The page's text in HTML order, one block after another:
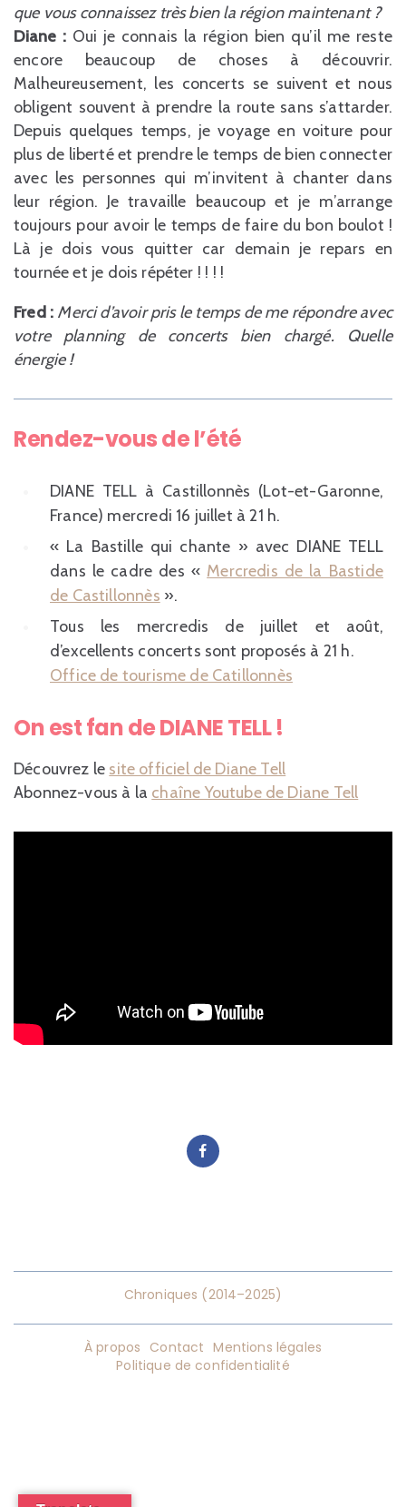
que vous connaissez très bien la région maintenant ?
Diane :Oui je connais la région bien qu’il me reste
encore beaucoup de choses à découvrir.
Malheureusement, les concerts se suivent et nous
obligent souvent à prendre la route sans s’attarder.
Depuis quelques temps, je voyage en voiture pour
plus de liberté et prendre le temps de bien connecter
avec les personnes qui m’invitent à chanter dans
leur région. Je travaille beaucoup et je m’arrange
toujours pour avoir le temps de faire du bon boulot !
Là je dois vous quitter car demain je repars en
tournée et je dois répéter ! ! ! !
Fred : Merci d’avoir pris le temps de me répondre avec
votre planning de concerts bien chargé. Quelle
énergie !
Rendez-vous de l’été
DIANE TELL à Castillonnès (Lot-et-Garonne,
France) mercredi 16 juillet à 21 h.
« La Bastille qui chante » avec DIANE TELL
dans le cadre des « Mercredis de la Bastide
de Castillonnès ».
Tous les mercredis de juillet et août,
d’excellents concerts sont proposés à 21 h.
Office de tourisme de Catillonnès
On est fan de DIANE TELL !
Découvrez le site officiel de Diane Tell
Abonnez-vous à la chaîne Youtube de Diane Tell
Chroniques (2014–2025)
À propos Contact Mentions légales
Politique de confidentialité